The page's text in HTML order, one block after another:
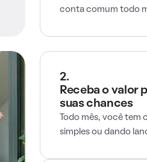
conta comum todo
2.
Receba o valor
suas chances
Todo mês, você
simples ou dando